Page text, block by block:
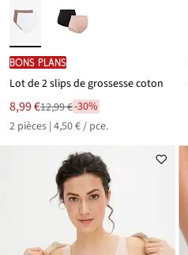
BONS PLANS
Lot de 2 slips de grossesse coton
Le
nouveau
prix
8,99 €
Remise
à
12,99 €-30%
2 pièces | 4,50 € / pce.